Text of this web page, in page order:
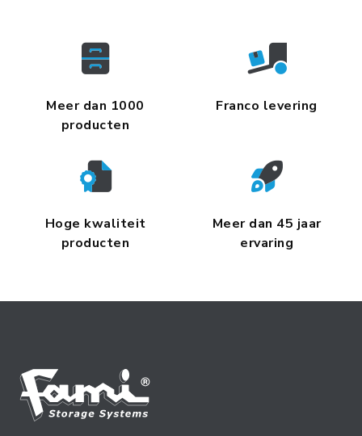
Meer dan 1000
producten
Franco levering
Hoge kwaliteit
producten
Meer dan 45 jaar
ervaring